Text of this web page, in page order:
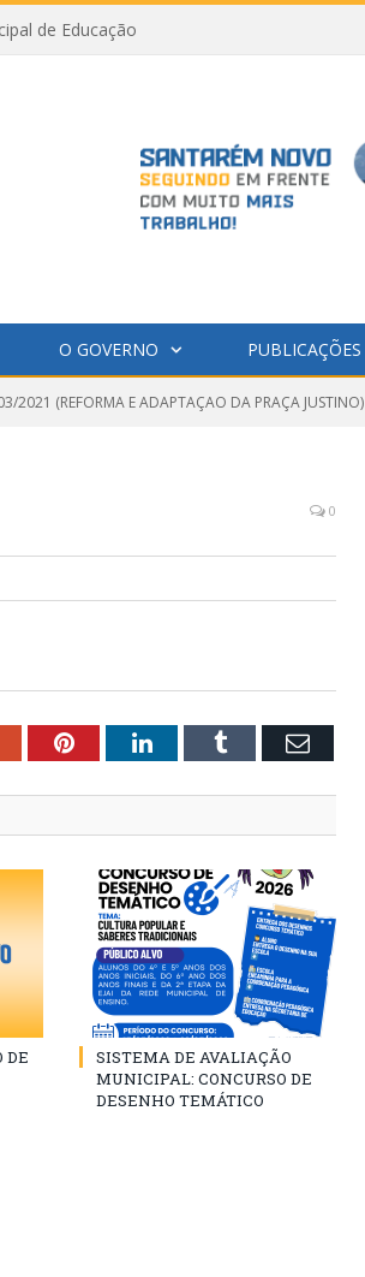
de Educação
O GOVERNO PUBLICAÇÕES
2021 (REFORMA E ADAPTAÇAO DA PRAÇA JUSTINO)
0
PinterestLinkedInTumblr Email
DE
SISTEMA DE AVALIAÇÃO
MUNICIPAL: CONCURSO DE
DESENHO TEMÁTICO